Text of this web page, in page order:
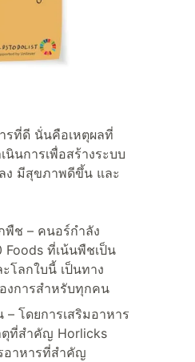
รที่ดี นั่นคือเหตุผลที่
นินการเพื่อสร้างระบบ
ง มีสุขภาพดีขึ้น และ
พืช – คนอร์กำลัง
Foods ที่เน้นพืชเป็น
โลกใบนี้ เป็นทาง
งการสำหรับทุกคน
โดยการเสริมอาหาร
ที่สำคัญ Horlicks
อาหารที่สำคัญ